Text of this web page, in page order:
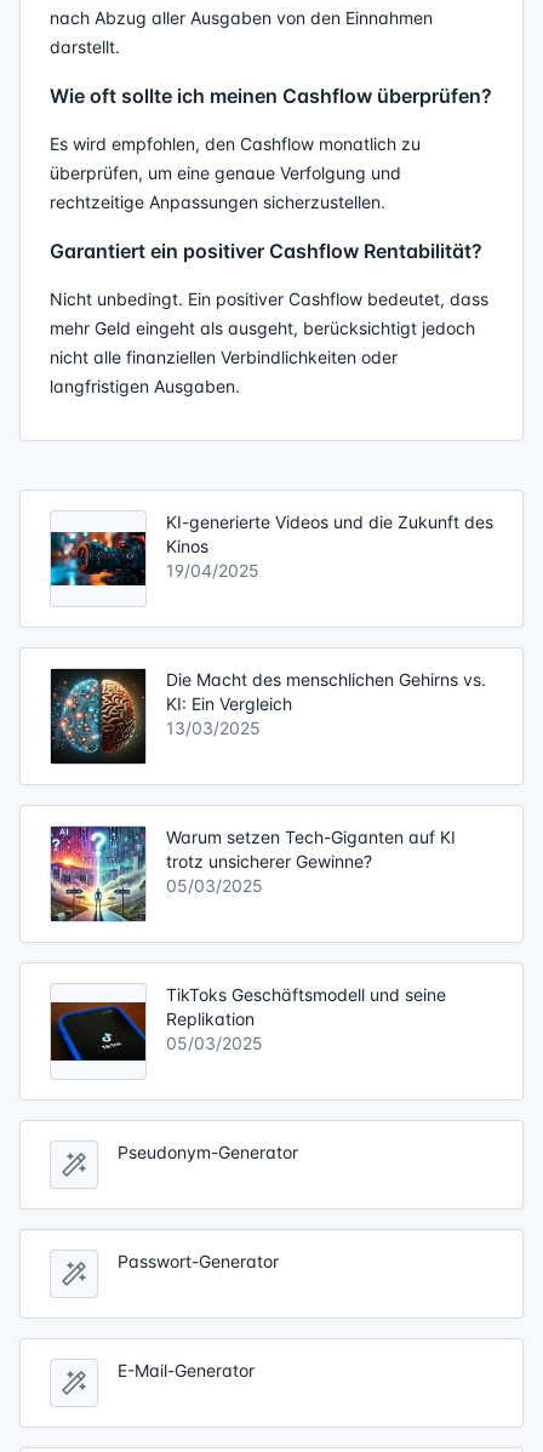
nach Abzug aller Ausgaben von den Einnahmen
darstellt.
Wie oft sollte ich meinen Cashflow überprüfen?
Es wird empfohlen, den Cashflow monatlich zu
überprüfen, um eine genaue Verfolgung und
rechtzeitige Anpassungen sicherzustellen.
Garantiert ein positiver Cashflow Rentabilität?
Nicht unbedingt. Ein positiver Cashflow bedeutet, dass
mehr Geld eingeht als ausgeht, berücksichtigt jedoch
nicht alle finanziellen Verbindlichkeiten oder
langfristigen Ausgaben.
KI-generierte Videos und die Zukunft des
Kinos
19/04/2025
Die Macht des menschlichen Gehirns vs.
KI: Ein Vergleich
13/03/2025
Warum setzen Tech-Giganten auf KI
trotz unsicherer Gewinne?
05/03/2025
TikToks Geschäftsmodell und seine
Replikation
05/03/2025
Pseudonym-Generator
Passwort-Generator
E-Mail-Generator